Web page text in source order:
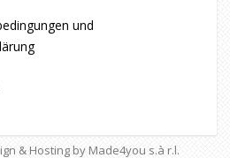
und
& Hosting by Made4you s.à r.l.